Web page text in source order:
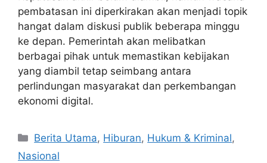
pembatasan ini diperkirakan akan menjadi topik
hangat dalam diskusi publik beberapa minggu
ke depan. Pemerintah akan melibatkan
berbagai pihak untuk memastikan kebijakan
yang diambil tetap seimbang antara
perlindungan masyarakat dan perkembangan
ekonomi digital.
C
a
Berita Utama, Hiburan, Hukum & Kriminal,
Nasional